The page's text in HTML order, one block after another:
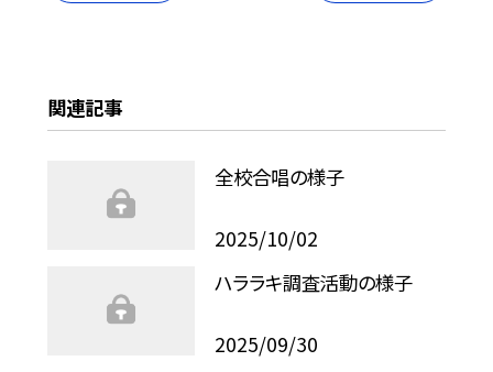
関連記事
全校合唱の様子
2025/10/02
ハララキ調査活動の様子
2025/09/30